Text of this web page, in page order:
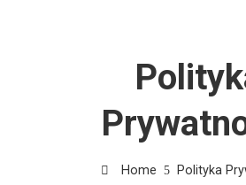
Home Polityka